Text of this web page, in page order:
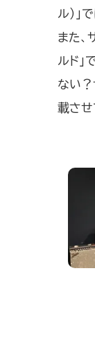
ル）」
また、
ルド」
ない？
載させ